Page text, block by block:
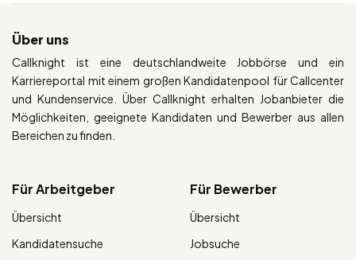
Über uns
Callknight ist eine deutschlandweite Jobbörse und ein
Karriereportal mit einem großen Kandidatenpool für Callcenter
und Kundenservice. Über Callknight erhalten Jobanbieter die
Möglichkeiten, geeignete Kandidaten und Bewerber aus allen
Bereichen zu finden.
Für Arbeitgeber
Übersicht
Kandidatensuche
Für Bewerber
Übersicht
Jobsuche